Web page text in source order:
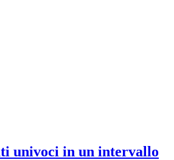
univoci in un intervallo